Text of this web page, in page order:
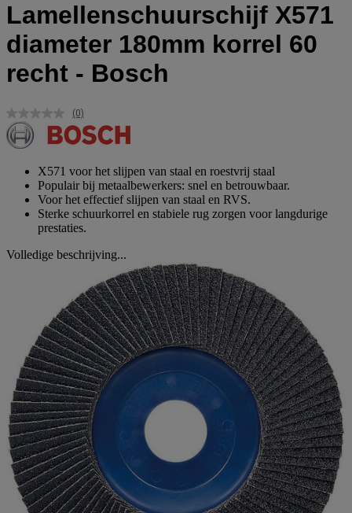
Lamellenschuurschijf X571
diameter 180mm korrel 60
recht - Bosch
Geen
scorewaarde.
Dezelfde
(0)
X571 voor het slijpen van staal en roestvrij staal
Populair bij metaalbewerkers: snel en betrouwbaar.
Voor het effectief slijpen van staal en RVS.
Sterke schuurkorrel en stabiele rug zorgen voor langdurige
prestaties.
Volledige beschrijving...